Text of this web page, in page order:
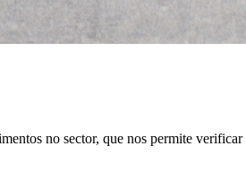
no sector, que nos permite